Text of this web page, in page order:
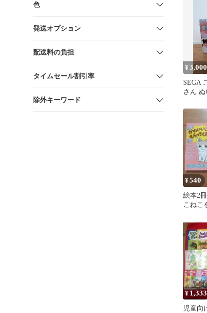
色
発送オプション
配送料の負担
タイムセール割引率
除外キーワード
¥3,000
SEGA
さん ぬ
¥540
絵本2
こねこ
¥ 1,333
児童